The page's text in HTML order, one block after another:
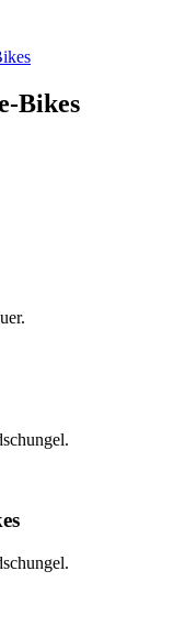
Bikes